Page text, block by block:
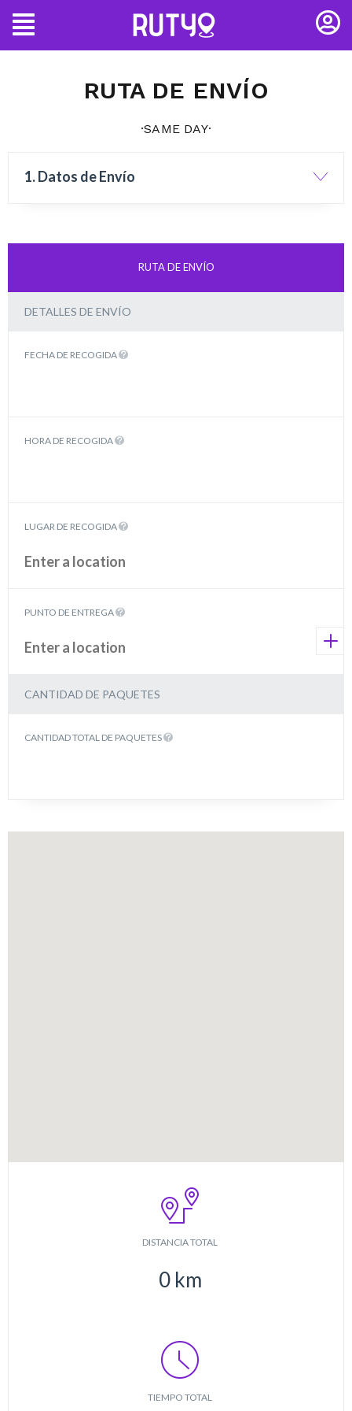
• SAME DAY •
RUTA DE ENVÍO
·SAME DAY·
1. Datos de Envío
RUTA DE ENVÍO
DETALLES DE ENVÍO
FECHA DE RECOGIDA
HORA DE RECOGIDA
LUGAR DE RECOGIDA
PUNTO DE ENTREGA
CANTIDAD DE PAQUETES
CANTIDAD TOTAL DE PAQUETES
DISTANCIA TOTAL
0 km
TIEMPO TOTAL